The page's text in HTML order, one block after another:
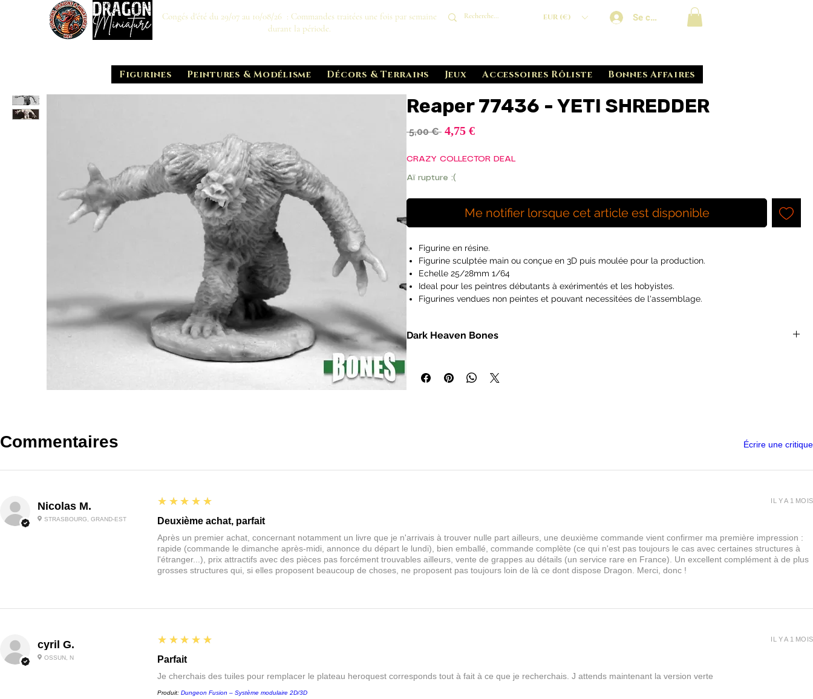
Congés d'été du 29/07 au 10/08/26 : Commandes traitées une fois par semaine
durant la période.
EUR (€) Se connecter
Figurines Peintures & Modélisme Décors & Terrains Jeux Accessoires Rôliste Bonnes Affaires
Reaper 77436 - YETI SHREDDER
5,00 € Prix
4,75 €Prix
CRAZY COLLECTOR DEAL
Aï rupture :(
Me notifier lorsque cet article est disponible
Figurine en résine.
Figurine sculptée main ou conçue en 3D puis moulée pour la production.
Echelle 25/28mm 1/64
Ideal pour les peintres débutants à exérimentés et les hobyistes.
Figurines vendues non peintes et pouvant necessitées de l'assemblage.
Frostgrave, Savage Worlds, Ranger Of The Shadow Deep...
Dark Heaven Bones
- Bases intégrales
- Modèles en polymère non peints
Commentaires Écrire une critique
Nicolas M.
STRASBOURG, GRAND-EST
5
★★★★★
Deuxième achat, parfait
Après un premier achat, concernant notamment un livre que je n'arrivais à trouver nulle part ailleurs, une deuxième commande vient confirmer ma première impression :
rapide (commande le dimanche après-midi, annonce du départ le lundi), bien emballé, commande complète (ce qui n'est pas toujours le cas avec certaines structures à
l'étranger...), prix attractifs avec des pièces pas forcément trouvables ailleurs, vente de grappes au détails (un service rare en France). Un excellent complément à de plus
grosses structures qui, si elles proposent beaucoup de choses, ne proposent pas toujours loin de là ce dont dispose Dragon. Merci, donc !
IL Y A 1 MOIS
cyril G.
OSSUN, N
5
★★★★★
Parfait
Je cherchais des tuiles pour remplacer le plateau heroquest corresponds tout à fait à ce que je recherchais. J attends maintenant la version verte
Produit: Dungeon Fusion – Système modulaire 2D/3D
IL Y A 1 MOIS